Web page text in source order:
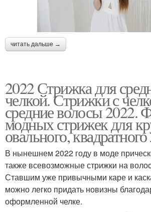
читать дальше →
2022 Стрижка для
челкой. Стрижки с
средние волосы 2022.
модных стрижек для
овального,
В нынешнем 2022 году в моде
также всевозможные стрижки на
Ставшим уже привычными каре и
можно легко придать новизны
оформленной челке.